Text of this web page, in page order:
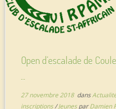
Open d’escalade de
...
27 novembre 2018dans
inscriptions/Jeunes parDamien